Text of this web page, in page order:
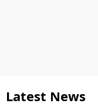
Latest News